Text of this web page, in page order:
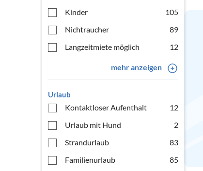
Kinder
105
Nichtraucher
89
Langzeitmiete möglich
12
mehr anzeigen
Urlaub
Kontaktloser Aufenthalt
12
Urlaub mit Hund
2
Strandurlaub
83
Familienurlaub
85